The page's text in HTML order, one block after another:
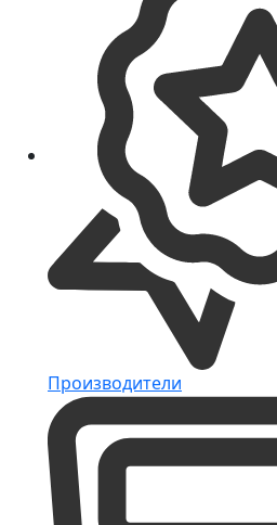
Производители